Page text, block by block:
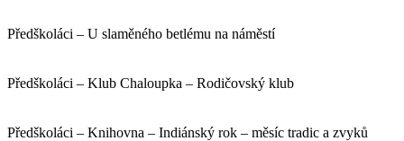
Předškoláci – U slaměného betlému na náměstí
Předškoláci – Klub Chaloupka – Rodičovský klub
Předškoláci – Knihovna – Indiánský rok – měsíc tradic a zvyků